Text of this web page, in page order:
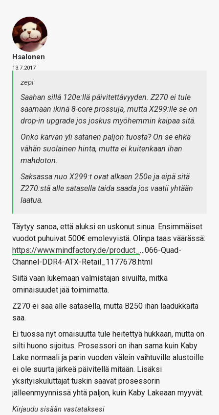
Hsalonen
13.7.2017
zepi
Saahan sillä 120e:llä päivitettävyyden. Z270 ei tule
saamaan ikinä 8-core prossuja, mutta X299:lle se on
drop-in upgrade jos joskus myöhemmin kaipaa sitä.
Onko karvan yli satanen paljon tuosta? On se ehkä
vähän suolainen hinta, mutta ei kuitenkaan ihan
mahdoton.
Saksassa nuo X299:t ovat alkaen 250e ja eipä sitä
Z270:stä alle satasella taida saada jos vaatii yhtään
laatua.
Täytyy sanoa, että aluksi en uskonut sinua. Ensimmäiset
vuodot puhuivat 500€ emolevyistä. Olinpa taas väärässä:
https://www.mindfactory.de/product_ …066-Quad-
Channel-DDR4-ATX-Retail_1177678.html
Siitä vaan lukemaan valmistajan sivuilta, mitkä
ominaisuudet jää toimimatta.
Z270 ei saa alle satasella, mutta B250 ihan laadukkaita
saa.
Ei tuossa nyt omaisuutta tule heitettyä hukkaan, mutta on
silti huono sijoitus. Prosessori on ihan sama kuin Kaby
Lake normaali ja parin vuoden välein vaihtuville alustoille
ei ole suurta järkeä päivitellä mitään. Lisäksi
yksityiskuluttajat tuskin saavat prosessorin
jälleenmyynnissä yhtä paljon, kuin Kaby Lakeaan myyvät.
Kirjaudu sisään vastataksesi